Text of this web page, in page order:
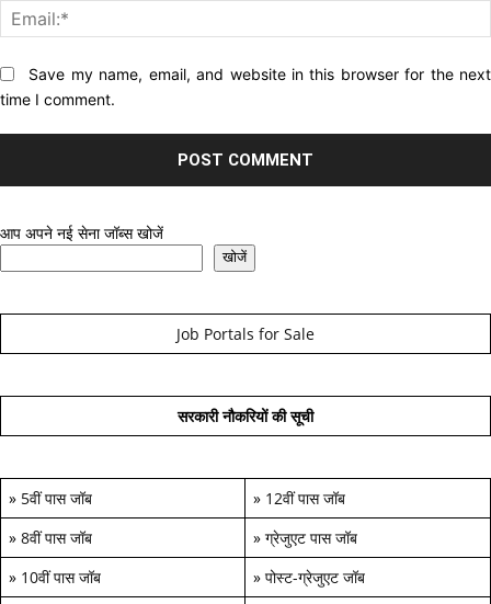
Website:Save my name, email, and website in this browser for the next
time I comment.
आप अपने नई सेना जॉब्स खोजें
खोजें
Job Portals for Sale
सरकारी नौकरियों की सूची
» 5वीं पास जॉब » 12वीं पास जॉब
» 8वीं पास जॉब » ग्रेजुएट पास जॉब
» 10वीं पास जॉब » पोस्ट-ग्रेजुएट जॉब